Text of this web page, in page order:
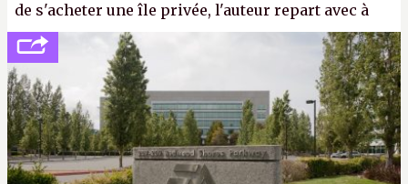
de s'acheter une île privée, l'auteur repart avec à
peine 2 000 dollars en poche. C'est toujours plus
cher payé que le temps passé à dev, mais ça
apprendra aux petits malins qu'on ne braque pas
Gabe Newell aussi facilement.P.